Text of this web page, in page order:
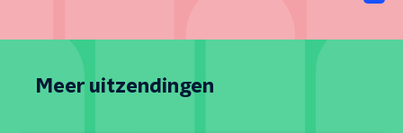
Meer uitzendingen